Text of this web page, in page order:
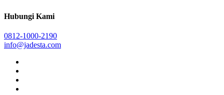
Hubungi Kami
0812-1000-2190
info@jadesta.com